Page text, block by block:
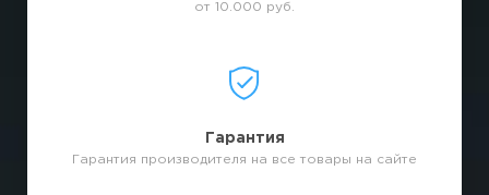
от 10.000 руб.
Гарантия
Гарантия производителя на все товары на сайте